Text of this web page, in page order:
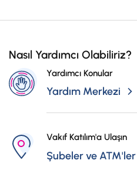
Sigorta ve Emeklilik
Ödemeler ve Hizmetler
Kampanyalar
Yatırım
POS Ürünleri
Dış Ticaret
Nakit Yönetimi
Sigorta ve Emeklilik
Nasıl Yardımcı Olabiliriz?
Yardımcı Konular
Yardım Merkezi
Vakıf Katılım'a Ulaşın
Şubeler ve ATM'ler